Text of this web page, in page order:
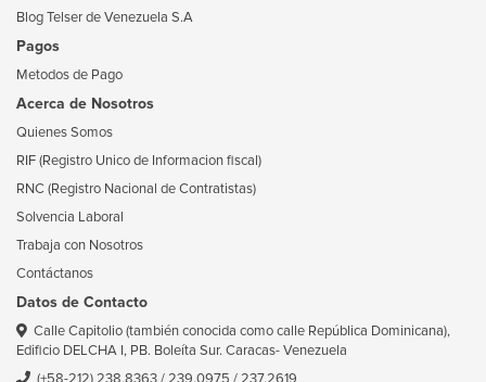
Blog Telser de Venezuela S.A
Pagos
Metodos de Pago
Acerca de Nosotros
Quienes Somos
RIF (Registro Unico de Informacion fiscal)
RNC (Registro Nacional de Contratistas)
Solvencia Laboral
Trabaja con Nosotros
Contáctanos
Datos de Contacto
Calle Capitolio (también conocida como calle República Dominicana),
Edificio DELCHA I, PB. Boleíta Sur. Caracas- Venezuela